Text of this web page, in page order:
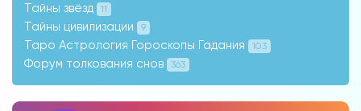
Тайны звёзд 11
Тайны цивилизации 9
Таро Астрология Гороскопы Гадания 103
Форум толкования снов 363